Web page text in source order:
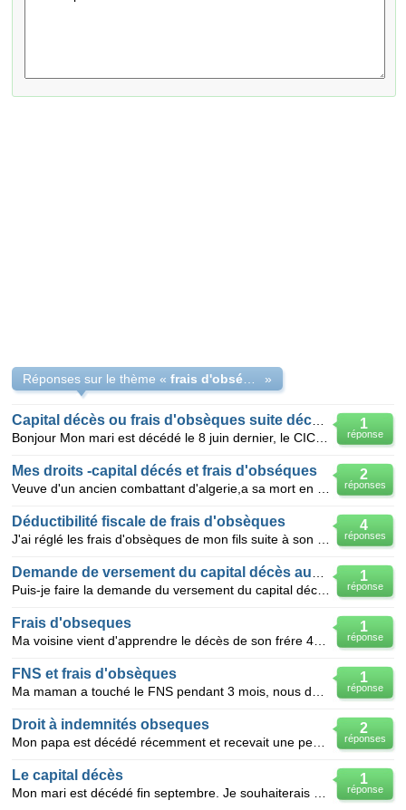
Réponses sur le thème « »
1
réponse
2
réponses
Mes droits -capital décés et frais d'obséques
4
réponses
Déductibilité fiscale de frais d'obsèques
1
réponse
1
réponse
Frais d'obseques
1
réponse
FNS et frais d'obsèques
2
réponses
Droit à indemnités obseques
1
réponse
Le capital décès